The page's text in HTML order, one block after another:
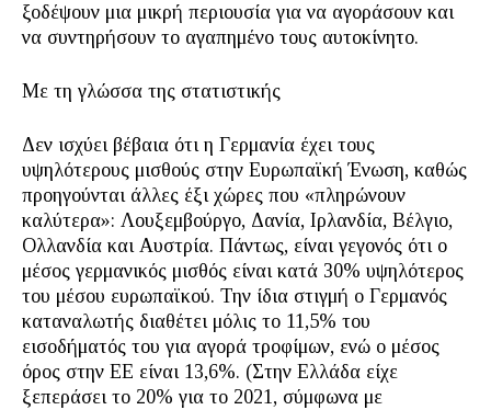
ξοδέψουν μια μικρή περιουσία για να αγοράσουν και
να συντηρήσουν το αγαπημένο τους αυτοκίνητο.
Με τη γλώσσα της στατιστικής
Δεν ισχύει βέβαια ότι η Γερμανία έχει τους
υψηλότερους μισθούς στην Ευρωπαϊκή Ένωση, καθώς
προηγούνται άλλες έξι χώρες που «πληρώνουν
καλύτερα»: Λουξεμβούργο, Δανία, Ιρλανδία, Βέλγιο,
Ολλανδία και Αυστρία. Πάντως, είναι γεγονός ότι ο
μέσος γερμανικός μισθός είναι κατά 30% υψηλότερος
του μέσου ευρωπαϊκού. Την ίδια στιγμή ο Γερμανός
καταναλωτής διαθέτει μόλις το 11,5% του
εισοδήματός του για αγορά τροφίμων, ενώ ο μέσος
όρος στην ΕΕ είναι 13,6%. (Στην Ελλάδα είχε
ξεπεράσει το 20% για το 2021, σύμφωνα με